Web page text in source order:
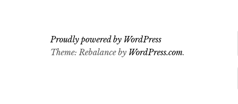
Proudly powered by WordPress
Theme: Rebalance by WordPress.com.